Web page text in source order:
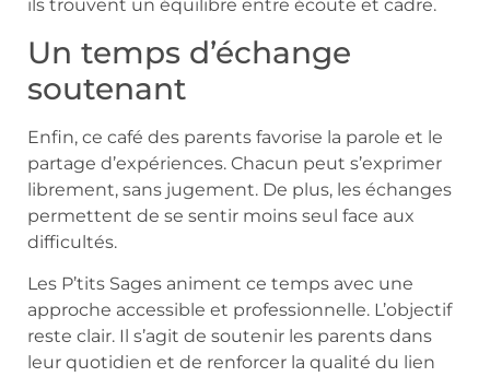
ils trouvent un équilibre entre écoute et cadre.
Un temps d’échange
soutenant
Enfin, ce café des parents favorise la parole et le
partage d’expériences. Chacun peut s’exprimer
librement, sans jugement. De plus, les échanges
permettent de se sentir moins seul face aux
difficultés.
Les P’tits Sages animent ce temps avec une
approche accessible et professionnelle. L’objectif
reste clair. Il s’agit de soutenir les parents dans
leur quotidien et de renforcer la qualité du lien